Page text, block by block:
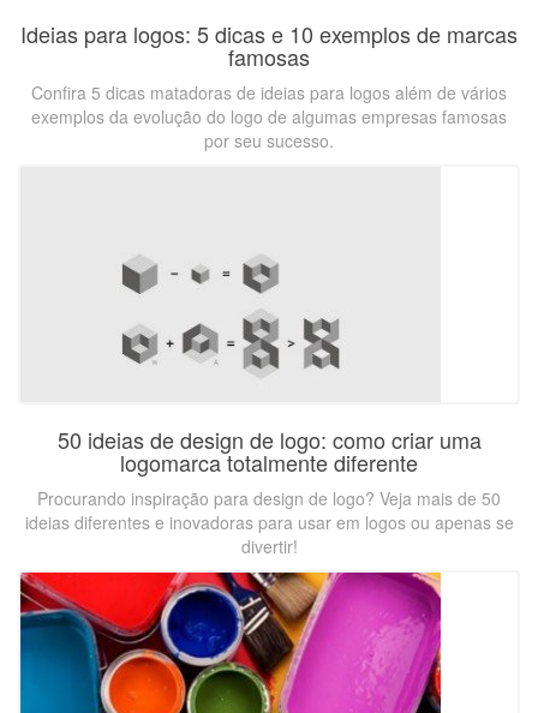
Ideias para logos: 5 dicas e 10 exemplos de marcas
famosas
Confira 5 dicas matadoras de ideias para logos além de vários
exemplos da evolução do logo de algumas empresas famosas
por seu sucesso.
50 ideias de design de logo: como criar uma
logomarca totalmente diferente
Procurando inspiração para design de logo? Veja mais de 50
ideias diferentes e inovadoras para usar em logos ou apenas se
divertir!